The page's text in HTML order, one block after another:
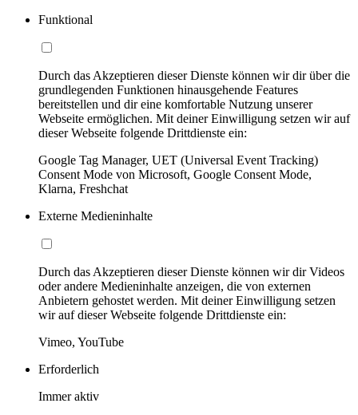
Funktional
Durch das Akzeptieren dieser Dienste können wir dir über die
grundlegenden Funktionen hinausgehende Features
bereitstellen und dir eine komfortable Nutzung unserer
Webseite ermöglichen. Mit deiner Einwilligung setzen wir auf
dieser Webseite folgende Drittdienste ein:
Google Tag Manager, UET (Universal Event Tracking)
Consent Mode von Microsoft, Google Consent Mode,
Klarna, Freshchat
Externe Medieninhalte
Durch das Akzeptieren dieser Dienste können wir dir Videos
oder andere Medieninhalte anzeigen, die von externen
Anbietern gehostet werden. Mit deiner Einwilligung setzen
wir auf dieser Webseite folgende Drittdienste ein:
Vimeo, YouTube
Erforderlich
Immer aktiv